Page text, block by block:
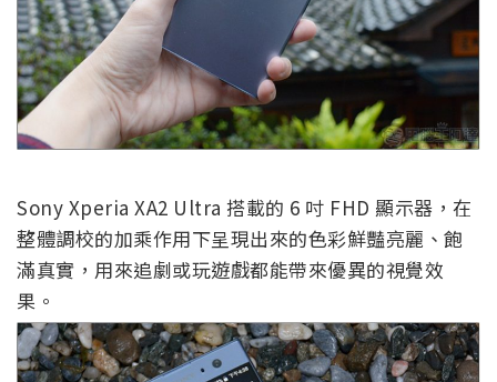
Sony Xperia XA2 Ultra 搭載的 6 吋 FHD 顯示器，在
整體調校的加乘作用下呈現出來的色彩鮮豔亮麗、飽
滿真實，用來追劇或玩遊戲都能帶來優異的視覺效
果。